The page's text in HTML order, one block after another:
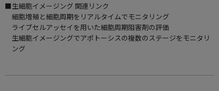
生細胞イメージング 関連リンク
細胞増殖と細胞周期をリアルタイムでモニタリング
ライブセルアッセイを用いた細胞周期阻害剤の評価
生細胞イメージングでアポトーシスの複数のステージをモニタリ
ング